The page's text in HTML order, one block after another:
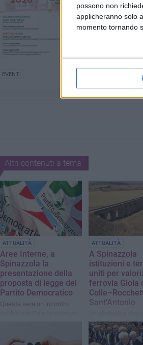
possono non
applicheranno solo
momento tornando
EVENTI
Altri contenuti a tema
ATTUALITÀ
Aree Interne, a
Spinazzola la
presentazione della
proposta di legge del
Partito Democratico
Questa sera un incontro
ATTUALITÀ
A Spinazzola
istituzioni e
uniti per
ferrovia Gioia
Sant'Antonio
la storica tratta
nuovo impulso al
lento e ai treni